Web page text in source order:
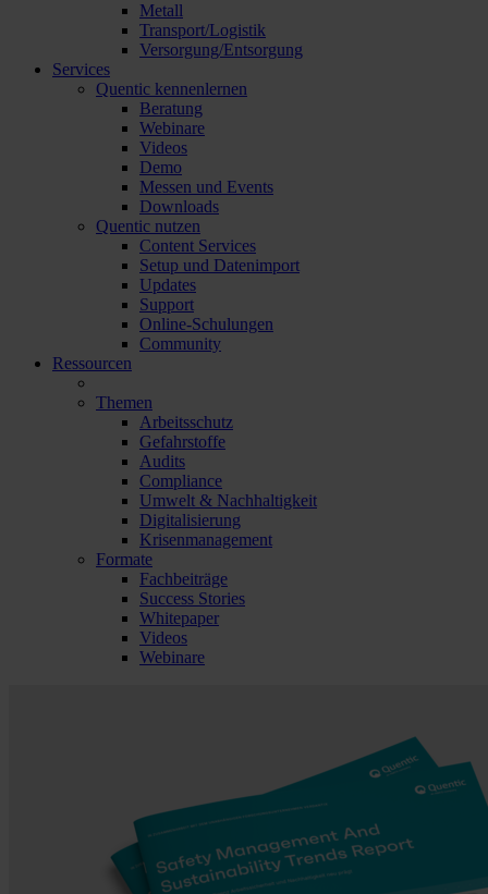
Metall
Transport/Logistik
Versorgung/Entsorgung
Services
Quentic kennenlernen
Beratung
Webinare
Videos
Demo
Messen und Events
Downloads
Quentic nutzen
Content Services
Setup und Datenimport
Updates
Support
Online-Schulungen
Community
Ressourcen
Themen
Arbeitsschutz
Gefahrstoffe
Audits
Compliance
Umwelt & Nachhaltigkeit
Digitalisierung
Krisenmanagement
Formate
Fachbeiträge
Success Stories
Whitepaper
Videos
Webinare